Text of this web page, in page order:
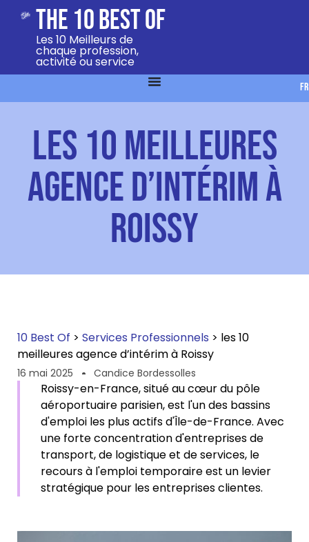
The 10 Best Of
Les 10 Meilleurs de
chaque profession,
activité ou service
FR
les 10 meilleures
agence d’intérim à
Roissy
10 Best Of > Services Professionnels > les 10
meilleures agence d’intérim à Roissy
16 mai 2025 Candice Bordessolles
Roissy-en-France, situé au cœur du pôle
aéroportuaire parisien, est l'un des bassins
d'emploi les plus actifs d'Île-de-France. Avec
une forte concentration d'entreprises de
transport, de logistique et de services, le
recours à l'emploi temporaire est un levier
stratégique pour les entreprises clientes.